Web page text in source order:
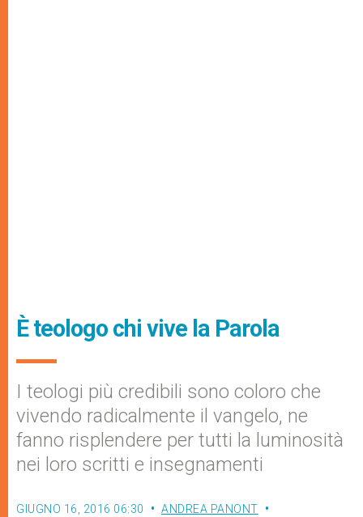
È teologo chi vive la Parola
I teologi più credibili sono coloro che
vivendo radicalmente il vangelo, ne
fanno risplendere per tutti la luminosità
nei loro scritti e insegnamenti
GIUGNO 16, 2016 06:30
ANDREA PANONT